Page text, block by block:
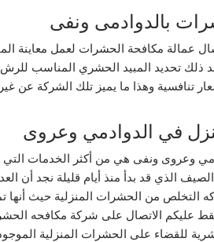
بالدوادمى ونفى
عمالة مكافحة الحشرات لعمل معاينة
ذلك تحديد المبيد الحشري المناسب للرش
تنافسية وهذا ما يميز تلك الشركة عن
في الدوادمي وعروى
وعروى ونفى هي من أكثر الخدمات
الذي قد بدأ منذ أيام قليلة نجد أن
التخلص من الحشرات المنزلية حيث أنها
عليكم الاتصال على شركة مكافحه
للقضاء على الحشرات المنزلية